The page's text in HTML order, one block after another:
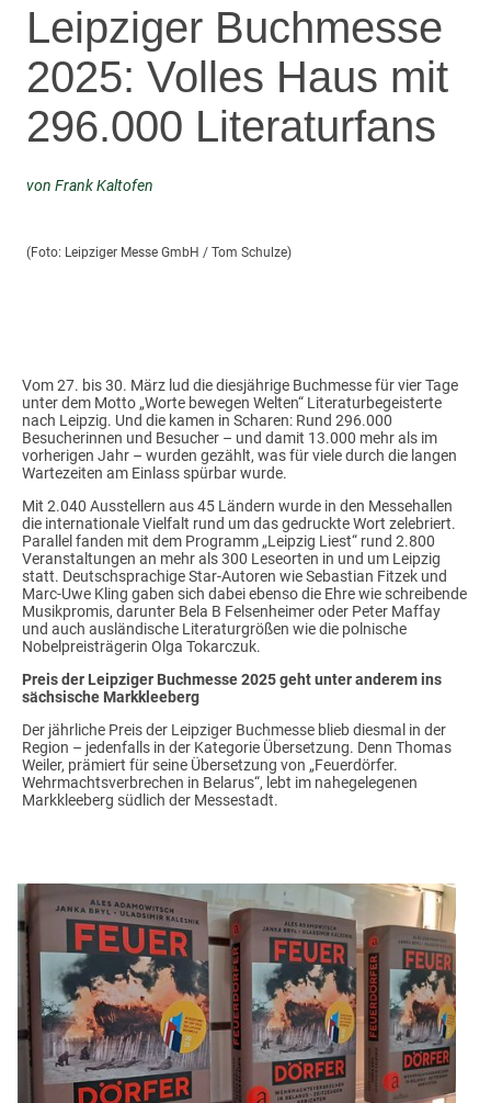
Leipziger Buchmesse
2025: Volles Haus mit
296.000 Literaturfans
von Frank Kaltofen
(Foto: Leipziger Messe GmbH / Tom Schulze)
Vom 27. bis 30. März lud die diesjährige Buchmesse für vier Tage
unter dem Motto „Worte bewegen Welten“ Literaturbegeisterte
nach Leipzig. Und die kamen in Scharen: Rund 296.000
Besucherinnen und Besucher – und damit 13.000 mehr als im
vorherigen Jahr – wurden gezählt, was für viele durch die langen
Wartezeiten am Einlass spürbar wurde.
Mit 2.040 Ausstellern aus 45 Ländern wurde in den Messehallen
die internationale Vielfalt rund um das gedruckte Wort zelebriert.
Parallel fanden mit dem Programm „Leipzig Liest“ rund 2.800
Veranstaltungen an mehr als 300 Leseorten in und um Leipzig
statt. Deutschsprachige Star-Autoren wie Sebastian Fitzek und
Marc-Uwe Kling gaben sich dabei ebenso die Ehre wie schreibende
Musikpromis, darunter Bela B Felsenheimer oder Peter Maffay
und auch ausländische Literaturgrößen wie die polnische
Nobelpreisträgerin Olga Tokarczuk.
Preis der Leipziger Buchmesse 2025 geht unter anderem ins
sächsische Markkleeberg
Der jährliche Preis der Leipziger Buchmesse blieb diesmal in der
Region – jedenfalls in der Kategorie Übersetzung. Denn Thomas
Weiler, prämiert für seine Übersetzung von „Feuerdörfer.
Wehrmachtsverbrechen in Belarus“, lebt im nahegelegenen
Markkleeberg südlich der Messestadt.